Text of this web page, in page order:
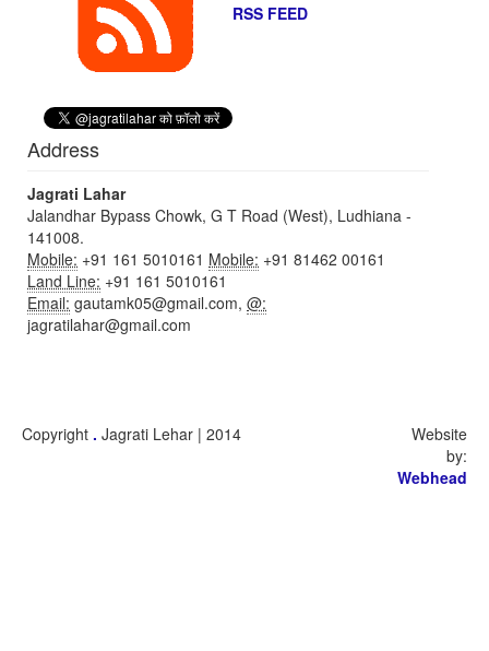
RSS FEED
Address
Jagrati Lahar
Jalandhar Bypass Chowk, G T Road (West), Ludhiana -
141008.
Mobile: +91 161 5010161 Mobile: +91 81462 00161
Land Line: +91 161 5010161
Email: gautamk05@gmail.com, @:
jagratilahar@gmail.com
Copyright . Jagrati Lehar | 2014
Website
by:
Webhead